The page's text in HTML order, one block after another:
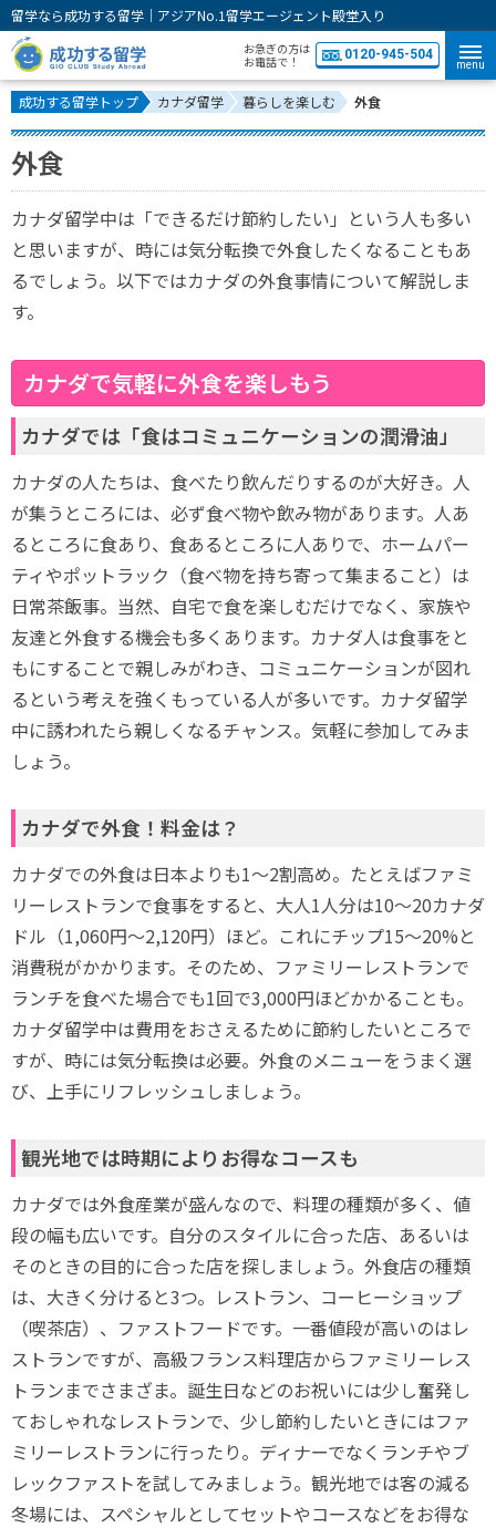
留学なら成功する留学｜アジアNo.1留学エージェント殿堂入り
お急ぎの方は
お電話で！
0120-945-504
menu
成功する留学トップ カナダ留学 暮らしを楽しむ 外食
外食
カナダ留学中は「できるだけ節約したい」という人も多い
と思いますが、時には気分転換で外食したくなることもあ
るでしょう。以下ではカナダの外食事情について解説しま
す。
カナダで気軽に外食を楽しもう
カナダでは「食はコミュニケーションの潤滑油」
カナダの人たちは、食べたり飲んだりするのが大好き。人
が集うところには、必ず食べ物や飲み物があります。人あ
るところに食あり、食あるところに人ありで、ホームパー
ティやポットラック（食べ物を持ち寄って集まること）は
日常茶飯事。当然、自宅で食を楽しむだけでなく、家族や
友達と外食する機会も多くあります。カナダ人は食事をと
もにすることで親しみがわき、コミュニケーションが図れ
るという考えを強くもっている人が多いです。カナダ留学
中に誘われたら親しくなるチャンス。気軽に参加してみま
しょう。
カナダで外食！料金は？
カナダでの外食は日本よりも1～2割高め。たとえばファミ
リーレストランで食事をすると、大人1人分は10～20カナダ
ドル（1,060円～2,120円）ほど。これにチップ15～20%と
消費税がかかります。そのため、ファミリーレストランで
ランチを食べた場合でも1回で3,000円ほどかかることも。
カナダ留学中は費用をおさえるために節約したいところで
すが、時には気分転換は必要。外食のメニューをうまく選
び、上手にリフレッシュしましょう。
観光地では時期によりお得なコースも
カナダでは外食産業が盛んなので、料理の種類が多く、値
段の幅も広いです。自分のスタイルに合った店、あるいは
そのときの目的に合った店を探しましょう。外食店の種類
は、大きく分けると3つ。レストラン、コーヒーショップ
（喫茶店）、ファストフードです。一番値段が高いのはレ
ストランですが、高級フランス料理店からファミリーレス
トランまでさまざま。誕生日などのお祝いには少し奮発し
ておしゃれなレストランで、少し節約したいときにはファ
ミリーレストランに行ったり。ディナーでなくランチやブ
レックファストを試してみましょう。観光地では客の減る
冬場には、スペシャルとしてセットやコースなどをお得な